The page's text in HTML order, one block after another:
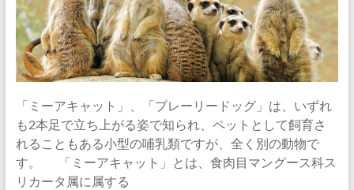
「ミーアキャット」、「プレーリードッグ」は、いずれ
も2本足で立ち上がる姿で知られ、ペットとして飼育さ
れることもある小型の哺乳類ですが、全く別の動物で
す。 「ミーアキャット」とは、食肉目マングース科ス
リカータ属に属する